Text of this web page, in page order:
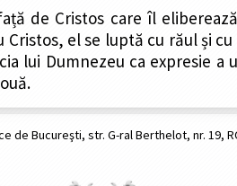
de Cristos care îl
el se luptă cu răul și
lui Dumnezeu ca expresie a
de Bucureşti, str. G-ral Berthelot, nr. 19,